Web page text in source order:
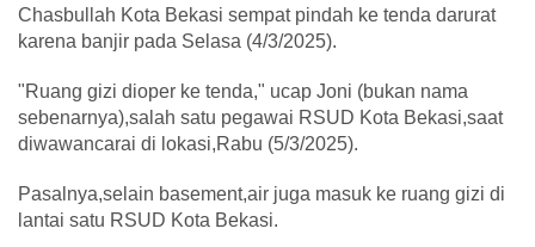
Chasbullah Kota Bekasi sempat pindah ke tenda darurat
karena banjir pada Selasa (4/3/2025).
"Ruang gizi dioper ke tenda," ucap Joni (bukan nama
sebenarnya),salah satu pegawai RSUD Kota Bekasi,saat
diwawancarai di lokasi,Rabu (5/3/2025).
Pasalnya,selain basement,air juga masuk ke ruang gizi di
lantai satu RSUD Kota Bekasi.